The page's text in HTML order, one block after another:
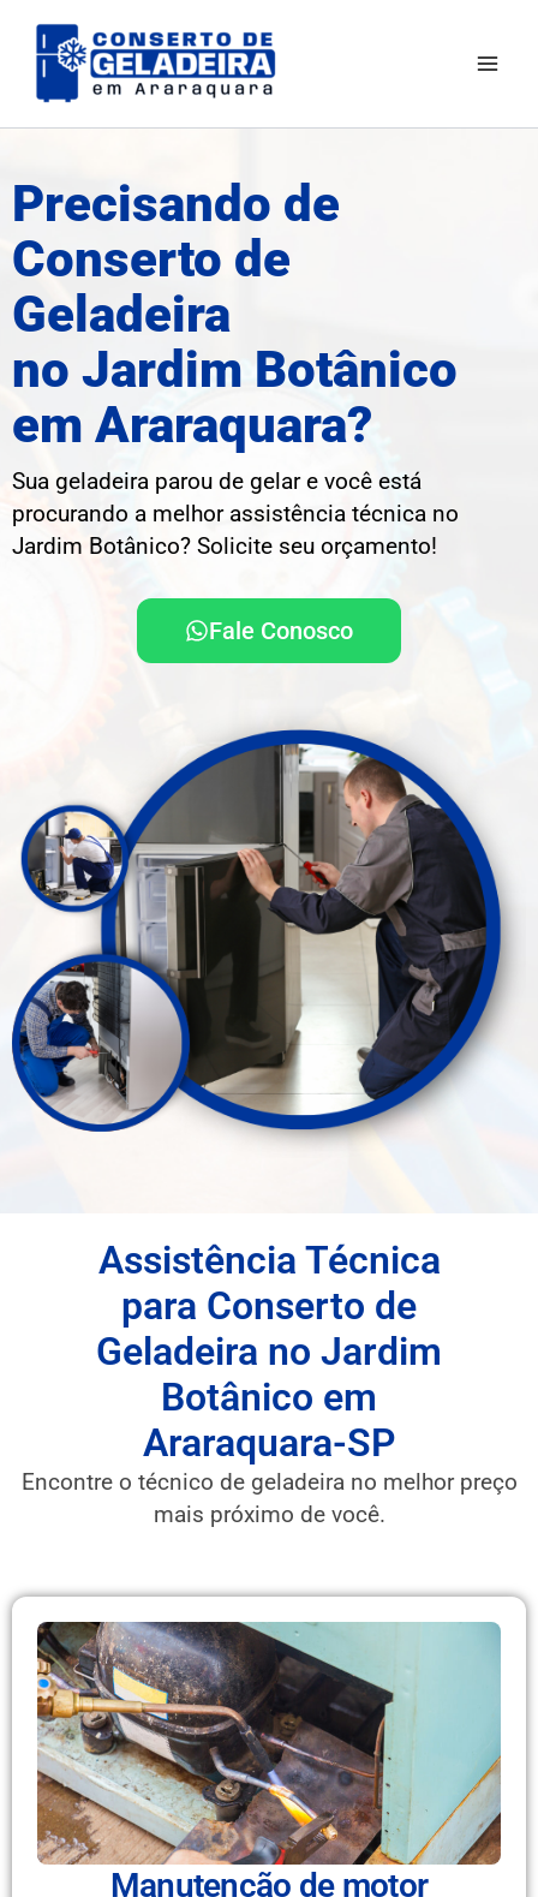
para
Precisando de
Conserto de
Geladeira
no Jardim Botânico
em Araraquara?
Sua geladeira parou de gelar e você está
procurando a melhor assistência técnica no
Jardim Botânico? Solicite seu orçamento!
Fale Conosco
Assistência Técnica
para Conserto de
Geladeira no Jardim
Botânico em
Araraquara-SP
Encontre o técnico de geladeira no melhor preço
mais próximo de você.
Manutenção de motor